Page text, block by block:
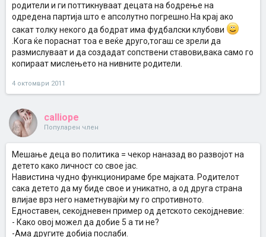
родители и ги поттикнуваат децата на бодрење на
одредена партија што е апсолутно погрешно.На крај ако
сакат толку некого да бодрат има фудбалски клубови
.Кога ќе пораснат тоа е веќе друго,тогаш се зрели да
размислуваат и да создадат сопствени ставови,вака само го
копираат мислењето на нивните родители.
4 октомври 2011
calliope
Популарен член
Мешање деца во политика = чекор наназад во развојот на
детето како личност со свое јас.
Навистина чудно функционираме бре мајката. Родителот
сака детето да му биде свое и уникатно, а од друга страна
влијае врз него наметнувајќи му го спротивното.
Едноставен, секојдневен пример од детското секојдневие:
- Како овој можел да добие 5 а ти не?
-Ама другите добија послаби.